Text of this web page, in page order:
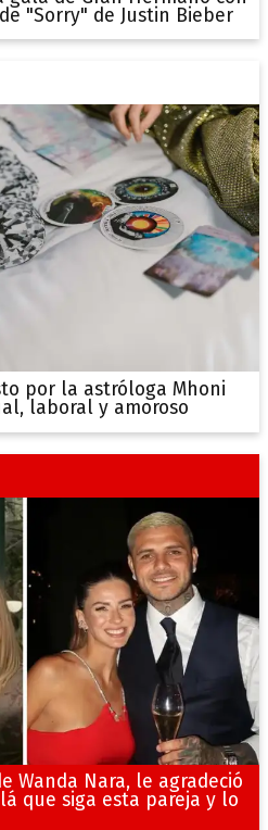
"Sorry" de Justin Bieber
por la astróloga Mhoni
laboral y amoroso
Wanda Nara, le agradeció
que siga esta pareja y lo